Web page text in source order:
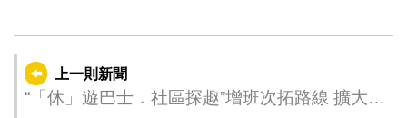
上一則新聞
“「休」遊巴士．社區探趣”增班次拓路線 擴大社